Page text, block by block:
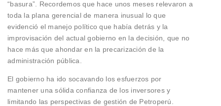
“basura”. Recordemos que hace unos meses relevaron a
toda la plana gerencial de manera inusual lo que
evidenció el manejo político que había detrás y la
improvisación del actual gobierno en la decisión, que no
hace más que ahondar en la precarización de la
administración pública.
El gobierno ha ido socavando los esfuerzos por
mantener una sólida confianza de los inversores y
limitando las perspectivas de gestión de Petroperú.